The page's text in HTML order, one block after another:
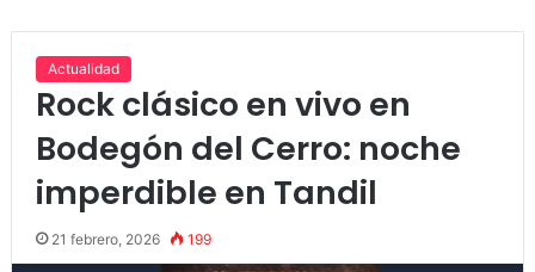
Actualidad
Rock clásico en vivo en
Bodegón del Cerro: noche
imperdible en Tandil
21 febrero, 2026 199